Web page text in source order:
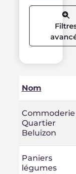
Nom
Commoderie
Quartier
Beluizon
Paniers
légumes